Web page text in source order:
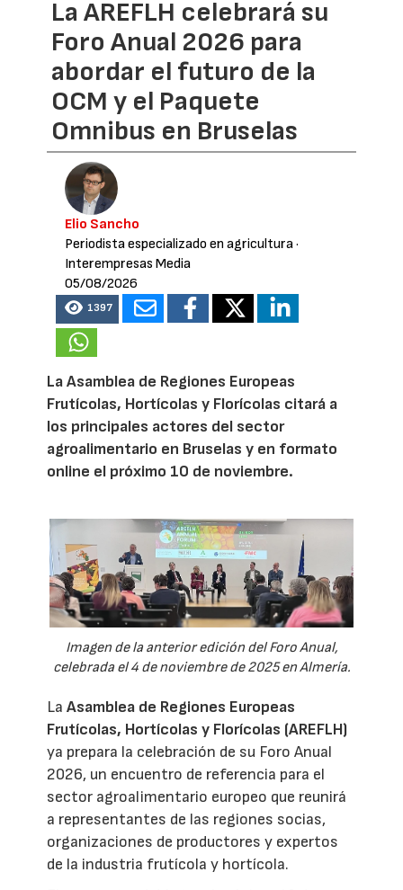
La AREFLH celebrará su
Foro Anual 2026 para
abordar el futuro de la
OCM y el Paquete
Omnibus en Bruselas
Elio Sancho
Periodista especializado en agricultura·
Interempresas Media
05/08/2026
1397
La Asamblea de Regiones Europeas
Frutícolas, Hortícolas y Florícolas citará a
los principales actores del sector
agroalimentario en Bruselas y en formato
online el próximo 10 de noviembre.
Imagen de la anterior edición del Foro Anual,
celebrada el 4 de noviembre de 2025 en Almería.
LaAsamblea de Regiones Europeas
Frutícolas, Hortícolas y Florícolas (AREFLH)
ya prepara la celebración de su Foro Anual
2026, un encuentro de referencia para el
sector agroalimentario europeo que reunirá
a representantes de las regiones socias,
organizaciones de productores y expertos
de la industria frutícola y hortícola.